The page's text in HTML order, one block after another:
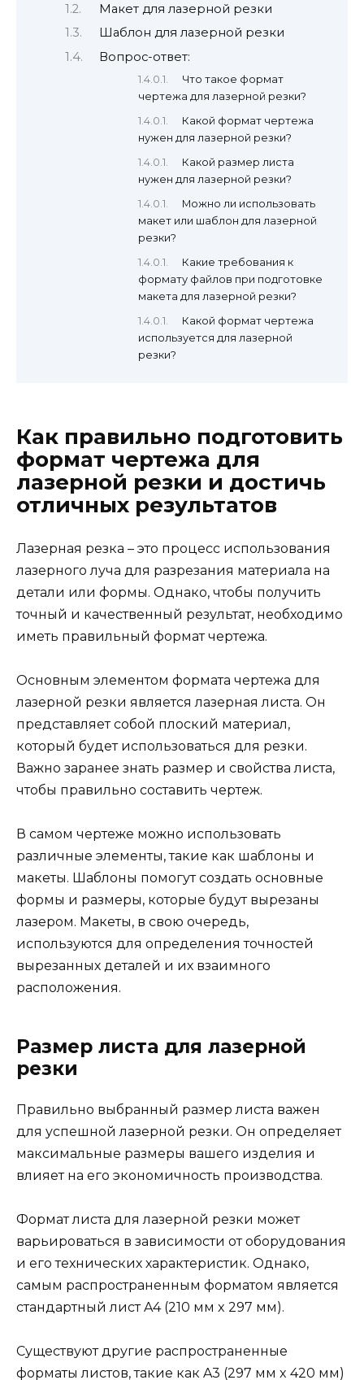
Макет для лазерной резки
Шаблон для лазерной резки
Вопрос-ответ:
Что такое формат
чертежа для лазерной резки?
Какой формат чертежа
нужен для лазерной резки?
Какой размер листа
нужен для лазерной резки?
Можно ли использовать
макет или шаблон для лазерной
резки?
Какие требования к
формату файлов при подготовке
макета для лазерной резки?
Какой формат чертежа
используется для лазерной
резки?
Как правильно подготовить
формат чертежа для
лазерной резки и достичь
отличных результатов
Лазерная резка – это процесс использования
лазерного луча для разрезания материала на
детали или формы. Однако, чтобы получить
точный и качественный результат, необходимо
иметь правильный формат чертежа.
Основным элементом формата чертежа для
лазерной резки является лазерная листа. Он
представляет собой плоский материал,
который будет использоваться для резки.
Важно заранее знать размер и свойства листа,
чтобы правильно составить чертеж.
В самом чертеже можно использовать
различные элементы, такие как шаблоны и
макеты. Шаблоны помогут создать основные
формы и размеры, которые будут вырезаны
лазером. Макеты, в свою очередь,
используются для определения точностей
вырезанных деталей и их взаимного
расположения.
Размер листа для лазерной
резки
Правильно выбранный размер листа важен
для успешной лазерной резки. Он определяет
максимальные размеры вашего изделия и
влияет на его экономичность производства.
Формат листа для лазерной резки может
варьироваться в зависимости от оборудования
и его технических характеристик. Однако,
самым распространенным форматом является
стандартный лист A4 (210 мм x 297 мм).
Существуют другие распространенные
форматы листов, такие как A3 (297 мм x 420 мм)